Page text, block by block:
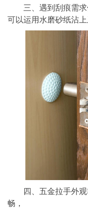
三、遇到刮痕需求
可以运用水磨砂纸沾
四、五金拉手外观
畅，